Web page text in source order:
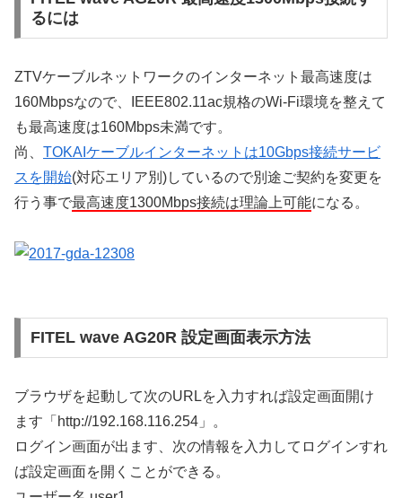
るには
ZTVケーブルネットワークのインターネット最高速度は
160Mbpsなので、IEEE802.11ac規格のWi-Fi環境を整えて
も最高速度は160Mbps未満です。
尚、 TOKAIケーブルインターネットは10Gbps接続サービ
スを開始(対応エリア別)しているので別途ご契約を変更を
行う事で最高速度1300Mbps接続は理論上可能になる。
FITEL wave AG20R 設定画面表示方法
ブラウザを起動して次のURLを入力すれば設定画面開け
ます「http://192.168.116.254」。
ログイン画面が出ます、次の情報を入力してログインすれ
ば設定画面を開くことができる。